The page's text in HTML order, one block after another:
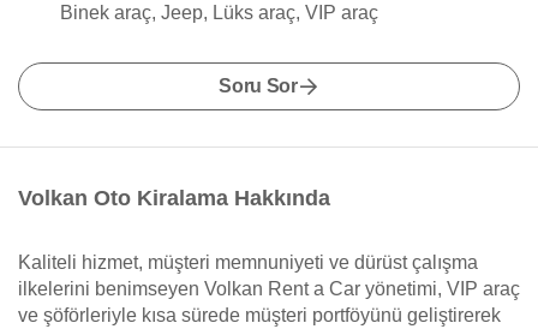
Binek araç, Jeep, Lüks araç, VIP araç
Soru Sor
Volkan Oto Kiralama Hakkında
Kaliteli hizmet, müşteri memnuniyeti ve dürüst çalışma
ilkelerini benimseyen Volkan Rent a Car yönetimi, VIP araç
ve şöförleriyle kısa sürede müşteri portföyünü geliştirerek